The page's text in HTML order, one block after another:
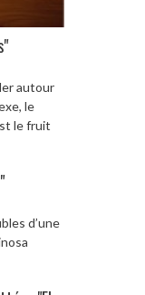
autour
le
le fruit
d’une